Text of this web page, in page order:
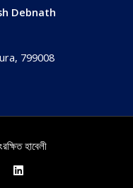
Debnath
799008
হাবেলী